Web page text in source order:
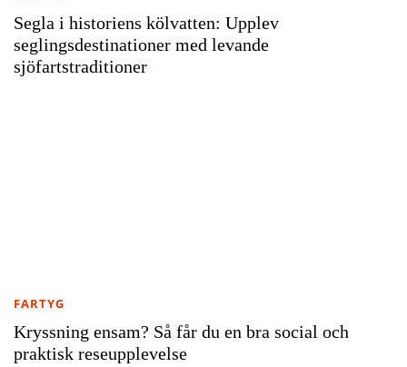
Segla i historiens kölvatten: Upplev
seglingsdestinationer med levande
sjöfartstraditioner
Kryssning ensam? Så får du en bra social och
praktisk reseupplevelse
FARTYG